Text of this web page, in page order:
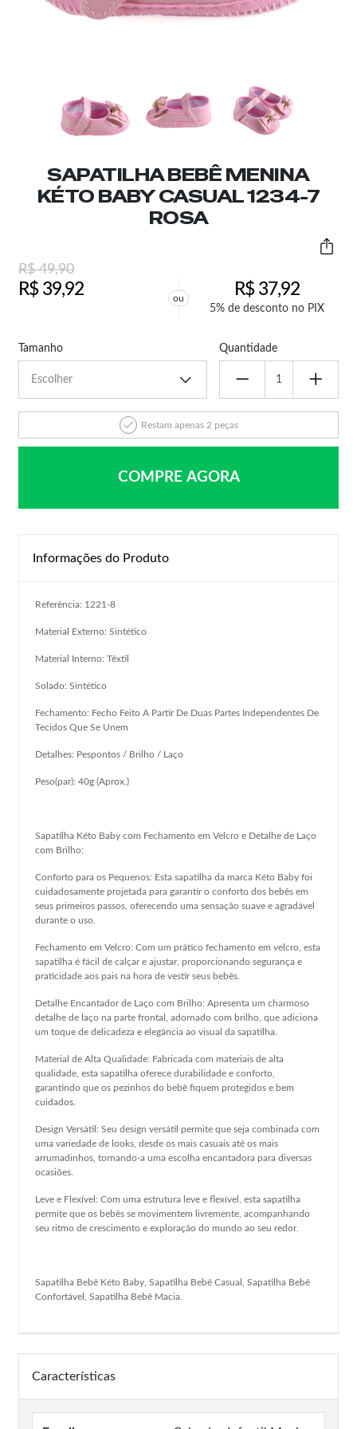
SAPATILHA BEBÊ MENINA
KÉTO BABY CASUAL 1234-7
ROSA
R$49,90
R$39,92 ou R$37,92
5% de desconto no PIX
Tamanho Quantidade
Restam apenas 2 peças
COMPRE AGORA
Informações do Produto
Referência: 1221-8
Material Externo: Sintético
Material Interno: Têxtil
Solado: Sintético
Fechamento: Fecho Feito A Partir De Duas Partes Independentes De
Tecidos Que Se Unem
Detalhes: Pespontos / Brilho / Laço
Peso(par): 40g (Aprox.)
Sapatilha Kéto Baby com Fechamento em Velcro e Detalhe de Laço
com Brilho:
Conforto para os Pequenos: Esta sapatilha da marca Kéto Baby foi
cuidadosamente projetada para garantir o conforto dos bebês em
seus primeiros passos, oferecendo uma sensação suave e agradável
durante o uso.
Fechamento em Velcro: Com um prático fechamento em velcro, esta
sapatilha é fácil de calçar e ajustar, proporcionando segurança e
praticidade aos pais na hora de vestir seus bebês.
Detalhe Encantador de Laço com Brilho: Apresenta um charmoso
detalhe de laço na parte frontal, adornado com brilho, que adiciona
um toque de delicadeza e elegância ao visual da sapatilha.
Material de Alta Qualidade: Fabricada com materiais de alta
qualidade, esta sapatilha oferece durabilidade e conforto,
garantindo que os pezinhos do bebê fiquem protegidos e bem
cuidados.
Design Versátil: Seu design versátil permite que seja combinada com
uma variedade de looks, desde os mais casuais até os mais
arrumadinhos, tornando-a uma escolha encantadora para diversas
ocasiões.
Leve e Flexível: Com uma estrutura leve e flexível, esta sapatilha
permite que os bebês se movimentem livremente, acompanhando
seu ritmo de crescimento e exploração do mundo ao seu redor.
Sapatilha Bebê Kéto Baby, Sapatilha Bebê Casual, Sapatilha Bebê
Confortável, Sapatilha Bebê Macia.
Características